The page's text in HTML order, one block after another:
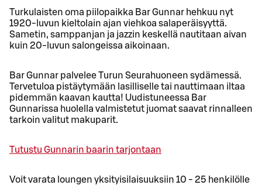
Turkulaisten oma piilopaikka Bar Gunnar hehkuu nyt
1920-luvun kieltolain ajan viehkoa salaperäisyyttä.
Sametin, samppanjan ja jazzin keskellä nautitaan aivan
kuin 20-luvun salongeissa aikoinaan.
Bar Gunnar palvelee Turun Seurahuoneen sydämessä.
Tervetuloa pistäytymään lasilliselle tai nauttimaan iltaa
pidemmän kaavan kautta! Uudistuneessa Bar
Gunnarissa huolella valmistetut juomat saavat rinnalleen
tarkoin valitut makuparit.
Tutustu Gunnarin baarin tarjontaan
Voit varata loungen yksityisilaisuuksiin 10 - 25 henkilölle